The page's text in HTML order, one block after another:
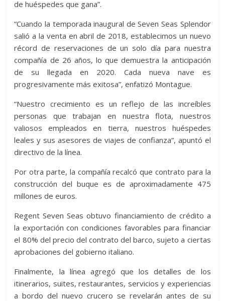
de huéspedes que gana”.
“Cuando la temporada inaugural de Seven Seas Splendor
salió a la venta en abril de 2018, establecimos un nuevo
récord de reservaciones de un solo día para nuestra
compañía de 26 años, lo que demuestra la anticipación
de su llegada en 2020. Cada nueva nave es
progresivamente más exitosa”, enfatizó Montague.
“Nuestro crecimiento es un reflejo de las increíbles
personas que trabajan en nuestra flota, nuestros
valiosos empleados en tierra, nuestros huéspedes
leales y sus asesores de viajes de confianza”, apuntó el
directivo de la línea.
Por otra parte, la compañía recalcó que contrato para la
construcción del buque es de aproximadamente 475
millones de euros.
Regent Seven Seas obtuvo financiamiento de crédito a
la exportación con condiciones favorables para financiar
el 80% del precio del contrato del barco, sujeto a ciertas
aprobaciones del gobierno italiano.
Finalmente, la línea agregó que los detalles de los
itinerarios, suites, restaurantes, servicios y experiencias
a bordo del nuevo crucero se revelarán antes de su